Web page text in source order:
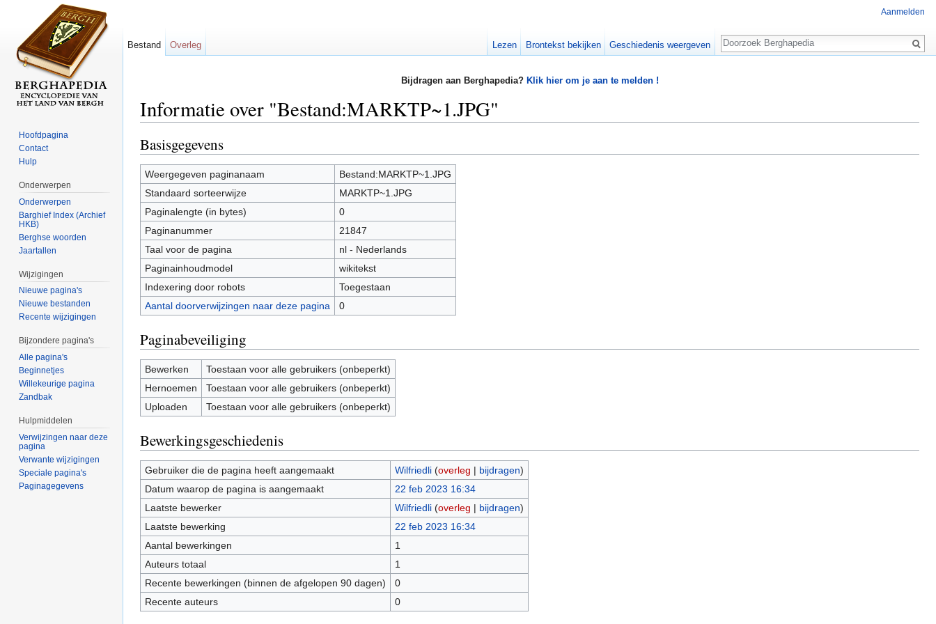
Bijdragen aan Berghapedia? Klik hier om je aan te melden !
Informatie over "Bestand:MARKTP~1.JPG"
Basisgegevens
Weergegeven paginanaam
Bestand:MARKTP~1.JPG
Standaard sorteerwijze
MARKTP~1.JPG
Paginalengte (in bytes)
0
Paginanummer
21847
Taal voor de pagina
nl - Nederlands
Paginainhoudmodel
wikitekst
Indexering door robots
Toegestaan
Aantal doorverwijzingen naar deze pagina
0
Paginabeveiliging
Bewerken
Toestaan voor alle gebruikers (onbeperkt)
Hernoemen
Toestaan voor alle gebruikers (onbeperkt)
Uploaden
Toestaan voor alle gebruikers (onbeperkt)
Bewerkingsgeschiedenis
Gebruiker die de pagina heeft aangemaakt Wilfriedli (overleg | bijdragen)
Datum waarop de pagina is aangemaakt
22 feb 2023 16:34
Laatste bewerker
Wilfriedli (overleg | bijdragen)
Laatste bewerking
22 feb 2023 16:34
Aantal bewerkingen
1
Auteurs totaal
1
Recente bewerkingen (binnen de afgelopen 90 dagen)
0
Recente auteurs
0
Aanmelden
Bestand Overleg Lezen Brontekst bekijken Geschiedenis weergeven
Zoeken
Hoofdpagina
Contact
Hulp
Onderwerpen
Onderwerpen
Barghief Index (Archief
HKB)
Berghse woorden
Jaartallen
Wijzigingen
Nieuwe pagina's
Nieuwe bestanden
Recente wijzigingen
Bijzondere pagina's
Alle pagina's
Beginnetjes
Willekeurige pagina
Zandbak
Hulpmiddelen
Verwijzingen naar deze
pagina
Verwante wijzigingen
Speciale pagina's
Paginagegevens